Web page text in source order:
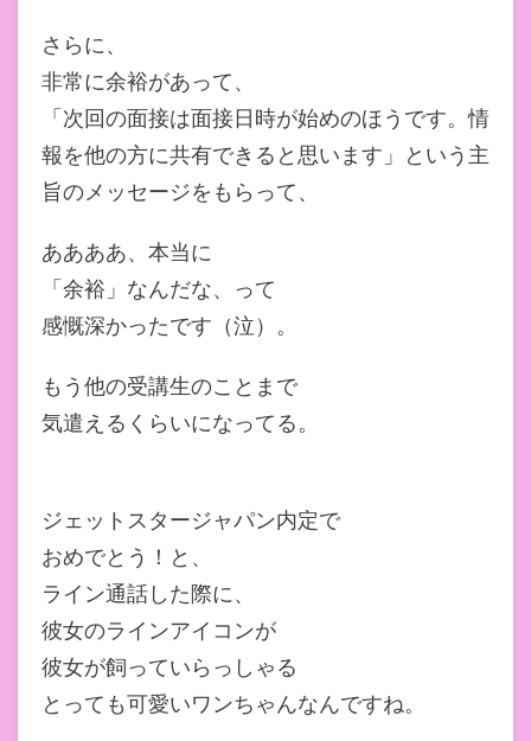
さらに、
非常に余裕があって、
「次回の面接は面接日時が始めのほうです。情
報を他の方に共有できると思います」という主
旨のメッセージをもらって、
ああああ、本当に
「余裕」なんだな、って
感慨深かったです（泣）。
もう他の受講生のことまで
気遣えるくらいになってる。
ジェットスタージャパン内定で
おめでとう！と、
ライン通話した際に、
彼女のラインアイコンが
彼女が飼っていらっしゃる
とっても可愛いワンちゃんなんですね。